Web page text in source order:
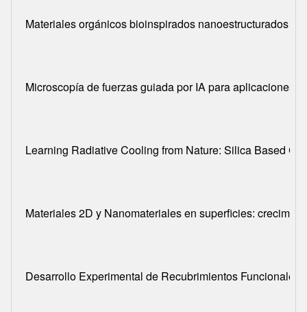
Materiales orgánicos bioinspirados nanoestructurados
Microscopía de fuerzas guiada por IA para aplicaciones
Learning Radiative Cooling from Nature: Silica Based
Materiales 2D y Nanomateriales en superficies:
Desarrollo Experimental de Recubrimientos